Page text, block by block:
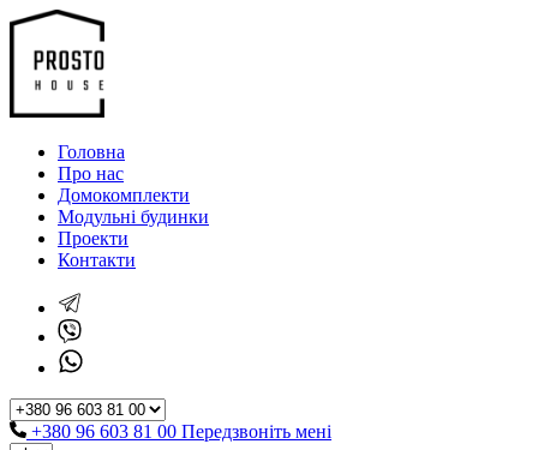
Головна
Про нас
Домокомплекти
Модульні будинки
Проекти
Контакти
+380 96 603 81 00 Передзвоніть мені